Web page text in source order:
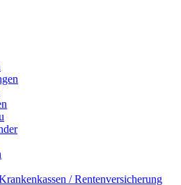
/ Rentenversicherung